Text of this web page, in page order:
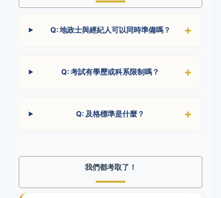
Q: 地政士與經紀人可以同時準備嗎？
Q: 考試有學歷或科系限制嗎？
Q: 及格標準是什麼？
我們都考取了！